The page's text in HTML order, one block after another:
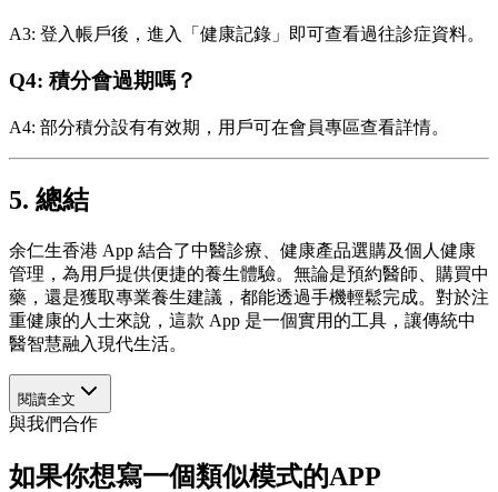
A3: 登入帳戶後，進入「健康記錄」即可查看過往診症資料。
Q4: 積分會過期嗎？
A4: 部分積分設有有效期，用戶可在會員專區查看詳情。
5. 總結
余仁生香港 App 結合了中醫診療、健康產品選購及個人健康
管理，為用戶提供便捷的養生體驗。無論是預約醫師、購買中
藥，還是獲取專業養生建議，都能透過手機輕鬆完成。對於注
重健康的人士來說，這款 App 是一個實用的工具，讓傳統中
醫智慧融入現代生活。
閱讀全文
與我們合作
如果你想寫一個類似模式的APP